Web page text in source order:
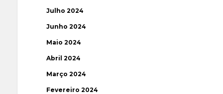
Julho 2024
Junho 2024
Maio 2024
Abril 2024
Março 2024
Fevereiro 2024